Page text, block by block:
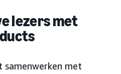
lezers met
samenwerken met